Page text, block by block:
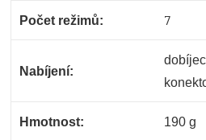
Počet režimů: 7
Nabíjení:
Hmotnost: 190 g